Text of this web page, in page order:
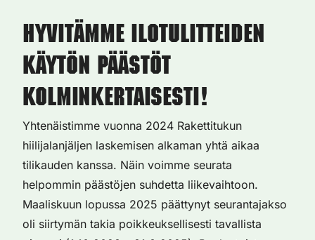
Hyvitämme ilotulitteiden
käytön päästöt
kolminkertaisesti!
Yhtenäistimme vuonna 2024 Rakettitukun
hiilijalanjäljen laskemisen alkaman yhtä aikaa
tilikauden kanssa. Näin voimme seurata
helpommin päästöjen suhdetta liikevaihtoon.
Maaliskuun lopussa 2025 päättynyt seurantajakso
oli siirtymän takia poikkeuksellisesti tavallista